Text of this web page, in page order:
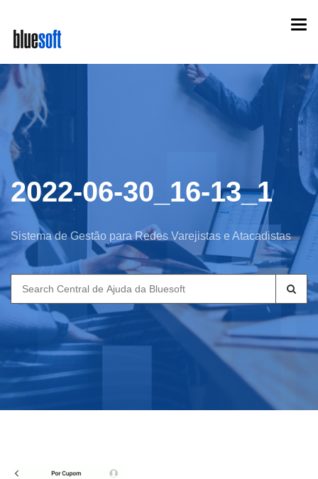
main
content
2022-06-30_16-13_1
Sistema de Gestão para Redes Varejistas e Atacadistas
Search
for: